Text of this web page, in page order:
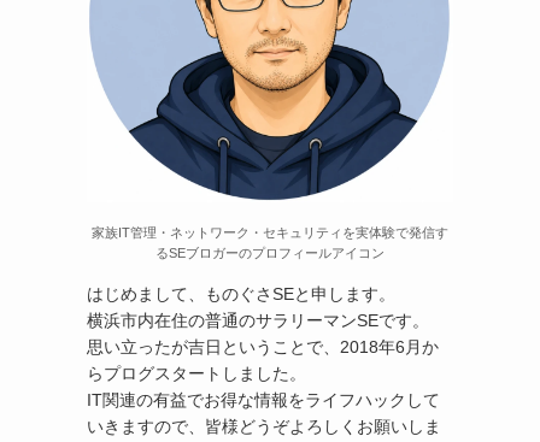
家族IT管理・ネットワーク・セキュリティを実体験で発信す
るSEブロガーのプロフィールアイコン
はじめまして、ものぐさSEと申します。
横浜市内在住の普通のサラリーマンSEです。
思い立ったが吉日ということで、2018年6月か
らプログスタートしました。
IT関連の有益でお得な情報をライフハックして
いきますので、皆様どうぞよろしくお願いしま